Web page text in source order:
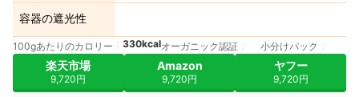
容器の遮光性
100gあたりのカロリー 330kcalオーガニック認証 小分けパック
楽天市場
9,720円
Amazon
9,720円
ヤフー
9,720円